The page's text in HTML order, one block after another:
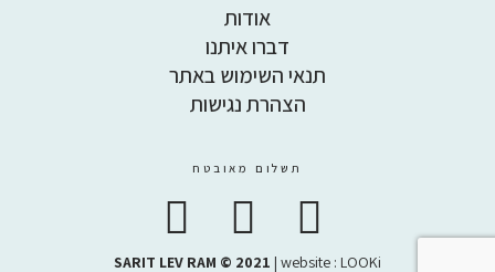
אודות
דברו איתנו
תנאי השימוש באתר
הצהרת נגישות
תשלום מאובטח
SARIT LEV RAM © 2021 | website : LOOKi